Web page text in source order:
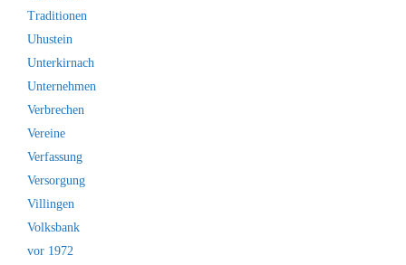
Traditionen
Uhustein
Unterkirnach
Unternehmen
Verbrechen
Vereine
Verfassung
Versorgung
Villingen
Volksbank
vor 1972